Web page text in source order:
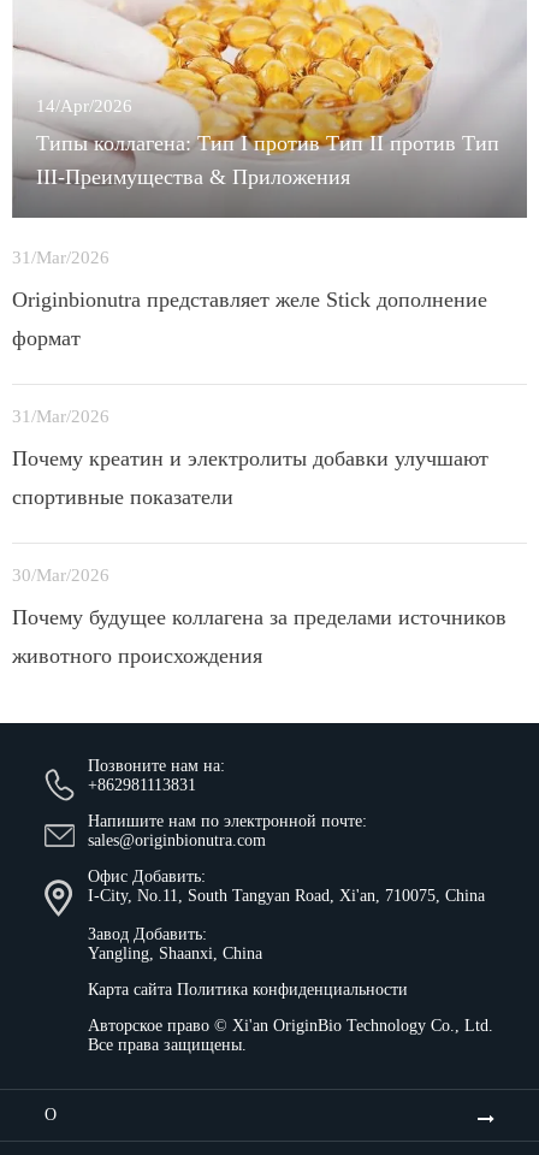
14/Apr/2026
Типы коллагена: Тип I против Тип II против Тип
III-Преимущества & Приложения
31/Mar/2026
Originbionutra представляет желе Stick дополнение
формат
31/Mar/2026
Почему креатин и электролиты добавки улучшают
спортивные показатели
30/Mar/2026
Почему будущее коллагена за пределами источников
животного происхождения
Позвоните нам на:
+862981113831
Напишите нам по электронной почте:
sales@originbionutra.com
Офис Добавить:
I-City, No.11, South Tangyan Road, Xi'an, 710075, China
Завод Добавить:
Yangling, Shaanxi, China
Карта сайта Политика конфиденциальности
Авторское право © Xi'an OriginBio Technology Co., Ltd.
Все права защищены.
О